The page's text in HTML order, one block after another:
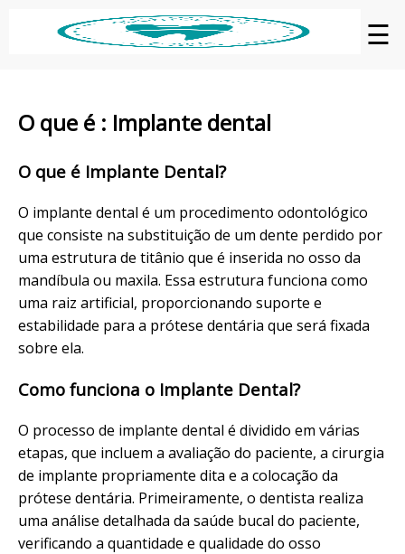
☰
O que é : Implante dental
O que é Implante Dental?
O implante dental é um procedimento odontológico
que consiste na substituição de um dente perdido por
uma estrutura de titânio que é inserida no osso da
mandíbula ou maxila. Essa estrutura funciona como
uma raiz artificial, proporcionando suporte e
estabilidade para a prótese dentária que será fixada
sobre ela.
Como funciona o Implante Dental?
O processo de implante dental é dividido em várias
etapas, que incluem a avaliação do paciente, a cirurgia
de implante propriamente dita e a colocação da
prótese dentária. Primeiramente, o dentista realiza
uma análise detalhada da saúde bucal do paciente,
verificando a quantidade e qualidade do osso